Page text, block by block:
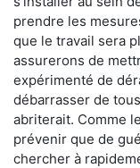
prendre les
que le travail sera
assurerons de
expérimenté de
débarrasser de
abriterait. Comme
prévenir que de
chercher à